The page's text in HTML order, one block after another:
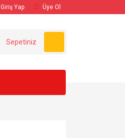
Giriş Yap Üye Ol
Sepetiniz